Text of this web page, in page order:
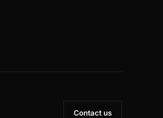
Contact us